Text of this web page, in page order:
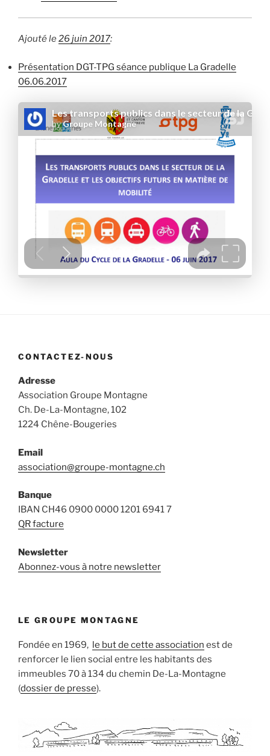
Ajouté le26 juin 2017:
Présentation DGT-TPG séance publique La Gradelle
06.06.2017
CONTACTEZ-NOUS
Adresse
Association Groupe Montagne
Ch. De-La-Montagne, 102
1224 Chêne-Bougeries
Email
association@groupe-montagne.ch
Banque
IBAN CH46 0900 0000 1201 6941 7
QR facture
Newsletter
Abonnez-vous à notre newsletter
LE GROUPE MONTAGNE
Fondée en 1969, le but de cette association est de
renforcer le lien social entre les habitants des
immeubles 70 à 134 du chemin De-La-Montagne
(dossier de presse).